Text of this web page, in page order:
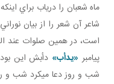
ماه شعبان را درياب براي
شاعر آن شعر را از بيان
است، در همين صلوات عند
پيامبر «يدأب» دأبش اين بود
شب و روز دعا مي کرد شب و